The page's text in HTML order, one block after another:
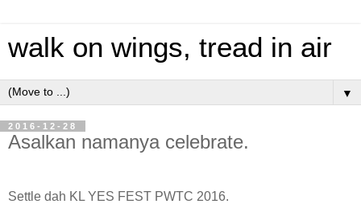
walk on wings, tread in air
▼
2016-12-28
Asalkan namanya celebrate.
Settle dah KL YES FEST PWTC 2016.